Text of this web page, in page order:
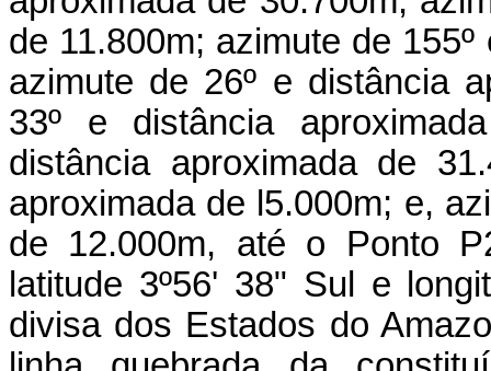
de 11.800m; azimute de
azimute de 26º e distância
33º e distância
distância aproximada de
aproximada de l5.000m; e,
de 12.000m, até o Ponto
latitude 3º56' 38" Sul e
divisa dos Estados do